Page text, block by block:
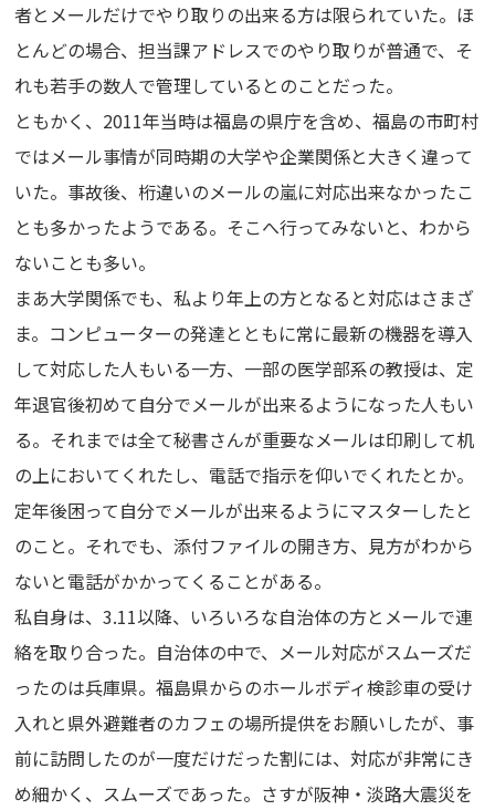
者とメールだけでやり取りの出来る方は限られていた。ほ
とんどの場合、担当課アドレスでのやり取りが普通で、そ
れも若手の数人で管理しているとのことだった。
ともかく、2011年当時は福島の県庁を含め、福島の市町村
ではメール事情が同時期の大学や企業関係と大きく違って
いた。事故後、桁違いのメールの嵐に対応出来なかったこ
とも多かったようである。そこへ行ってみないと、わから
ないことも多い。
まあ大学関係でも、私より年上の方となると対応はさまざ
ま。コンピューターの発達とともに常に最新の機器を導入
して対応した人もいる一方、一部の医学部系の教授は、定
年退官後初めて自分でメールが出来るようになった人もい
る。それまでは全て秘書さんが重要なメールは印刷して机
の上においてくれたし、電話で指示を仰いでくれたとか。
定年後困って自分でメールが出来るようにマスターしたと
のこと。それでも、添付ファイルの開き方、見方がわから
ないと電話がかかってくることがある。
私自身は、3.11以降、いろいろな自治体の方とメールで連
絡を取り合った。自治体の中で、メール対応がスムーズだ
ったのは兵庫県。福島県からのホールボディ検診車の受け
入れと県外避難者のカフェの場所提供をお願いしたが、事
前に訪問したのが一度だけだった割には、対応が非常にき
め細かく、スムーズであった。さすが阪神・淡路大震災を